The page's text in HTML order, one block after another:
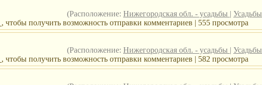
(Расположение: Нижегородская обл. - усадьбы | Усадьбы
, чтобы получить возможность отправки комментариев | 555 просмотра
(Расположение: Нижегородская обл. - усадьбы | Усадьбы
, чтобы получить возможность отправки комментариев | 582 просмотра